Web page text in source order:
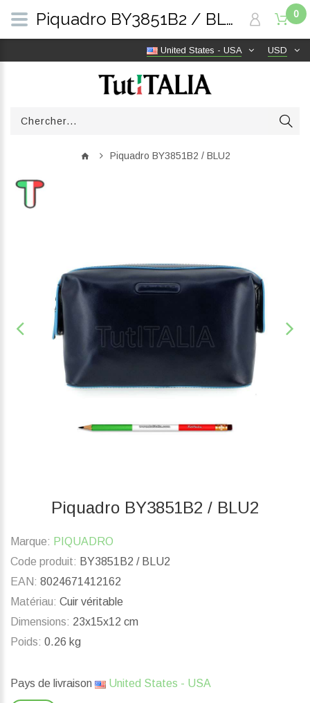
USD
United States - USA
0
Piquadro BY3851B2 / BLU2
Piquadro BY3851B2 / BLU2
Marque: PIQUADRO
Code produit: BY3851B2 / BLU2
EAN: 8024671412162
Matériau: Cuir véritable
Dimensions: 23x15x12 cm
Poids: 0.26 kg
Pays de livraison United States - USA
Piquadro BY3851B2 / BLU2 | TutITALIA